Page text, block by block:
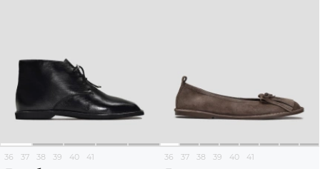
36 37 38 39 40 41 36 37 38 39 40 41